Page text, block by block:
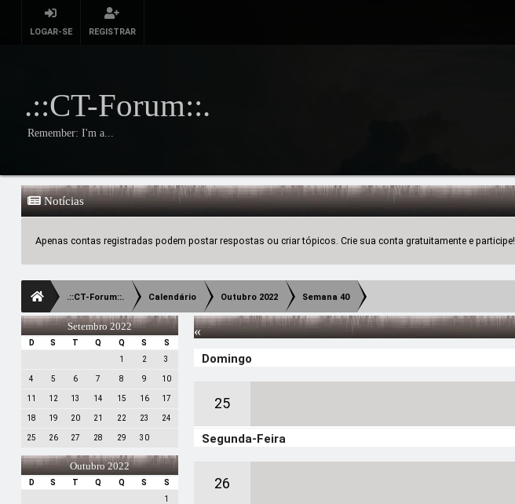
LOGAR-SE REGISTRAR
.::CT-Forum::.
Remember: I'm a...
Notícias
Apenas contas registradas podem postar respostas ou criar tópicos. Crie sua conta gratuitamente e participe!
.::CT-Forum::. Calendário Outubro 2022 Semana 40
Setembro 2022
D S T Q Q S
S
1
2 3
4 5 6 7 8 9 10
11 12 13 14 15 16 17
18 19 20 21 22 23 24
25 26 27 28 29 30
Outubro 2022
D S T Q Q S
S
1
«
Domingo
25
Segunda-Feira
26